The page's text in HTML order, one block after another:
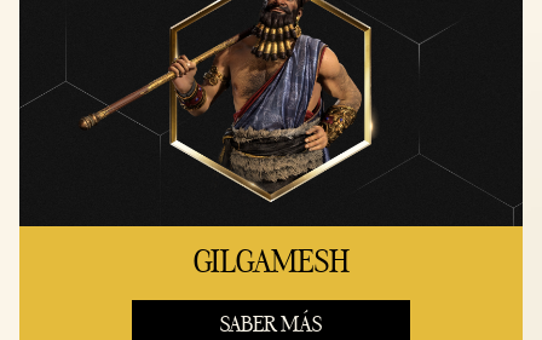
GILGAMESH
SABER MÁS